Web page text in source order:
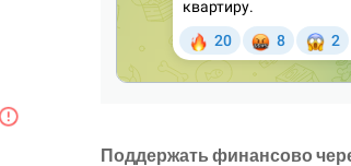
Поддержать финансово